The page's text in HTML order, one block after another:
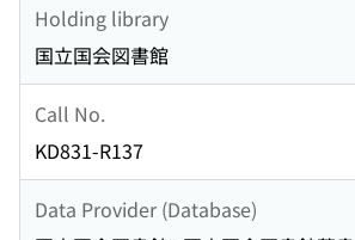
Holding library
国立国会図書館
Call No.
KD831-R137
Data Provider (Database)